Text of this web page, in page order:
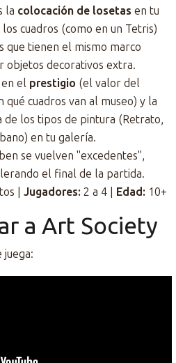
la colocación de losetas en tu
cuadros (como en un Tetris)
que tienen el mismo marco
objetos decorativos extra.
en el prestigio (el valor del
qué cuadros van al museo) y la
de los tipos de pintura (Retrato,
en tu galería.
se vuelven "excedentes",
el final de la partida.
| Jugadores: 2 a 4 | Edad: 10+
a Art Society
juega: